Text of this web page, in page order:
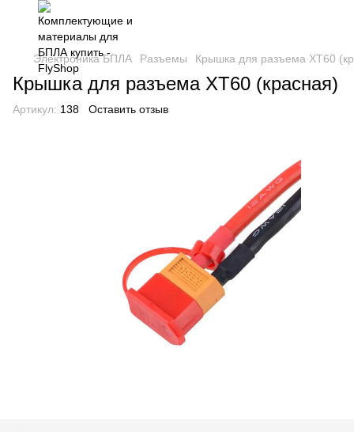
Электроника БПЛА Разъемы Крышка для разъема XT60
Крышка для разъема XT60 (красная)
Артикул: 138 Оставить отзыв